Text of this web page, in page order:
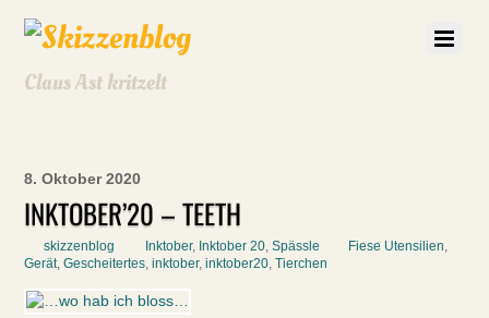
Claus Ast kritzelt
8. Oktober 2020
INKTOBER’20 – TEETH
skizzenblog Inktober, Inktober 20,Spässle Fiese Utensilien,
Gerät,Gescheitertes,inktober,inktober20,Tierchen